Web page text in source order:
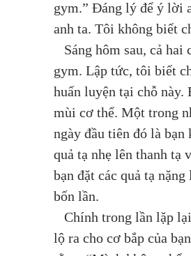
gym.” Đáng lý để ý lời
anh ta. Tôi không biết
Sáng hôm sau, cả hai
gym. Lập tức, tôi biết
huấn luyện tại chỗ này.
mùi cơ thể. Một trong
ngày đầu tiên đó là bạn
quả tạ nhẹ lên thanh tạ
bạn đặt các quả tạ
bốn lần.
Chính trong lần lặp
lộ ra cho cơ bắp của